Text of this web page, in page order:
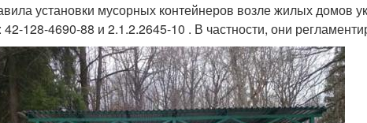
установки мусорных контейнеров возле жилых домов
128-4690-88 и 2.1.2.2645-10 . В частности, они